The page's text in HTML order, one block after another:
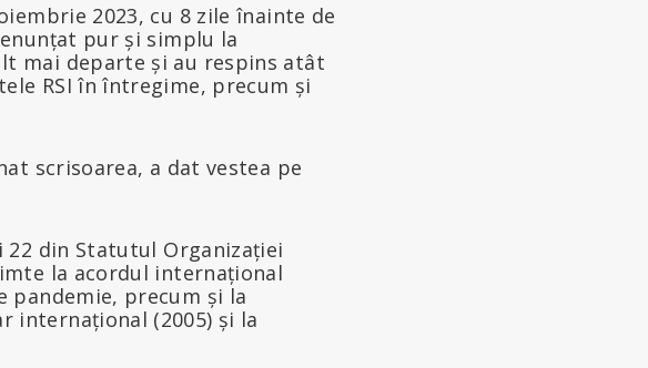
2023, cu 8 zile înainte de
pur și simplu la
mai departe și au respins atât
RSI în întregime, precum și
scrisoarea, a dat vestea pe
din Statutul Organizației
la acordul internațional
pandemie, precum și la
internațional (2005) și la